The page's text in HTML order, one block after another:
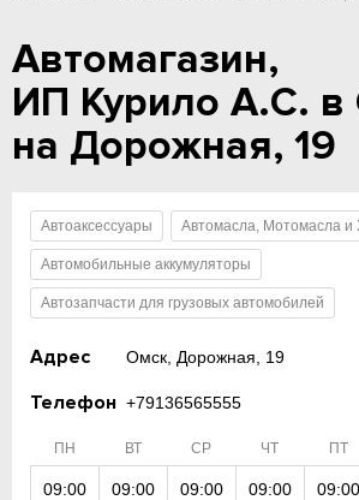
Автомагазин,
ИП Курило А.С. в
на Дорожная, 19
Автоаксессуары Автомасла, Мотомасла и
Автомобильные аккумуляторы
Автозапчасти для грузовых автомобилей
Адрес Омск, Дорожная, 19
Телефон +79136565555
ПН ВТ СР ЧТ ПТ
09:00 09:00 09:00 09:00 09:00